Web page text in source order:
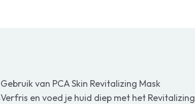
Gebruik van PCA Skin Revitalizing Mask
Verfris en voed je huid diep met het Revitalizing